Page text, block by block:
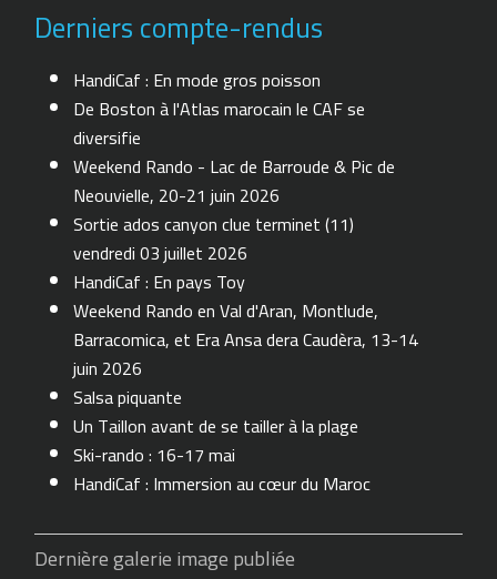
Derniers compte-rendus
HandiCaf : En mode gros poisson
De Boston à l'Atlas marocain le CAF se
diversifie
Weekend Rando - Lac de Barroude & Pic de
Neouvielle, 20-21 juin 2026
Sortie ados canyon clue terminet (11)
vendredi 03 juillet 2026
HandiCaf : En pays Toy
Weekend Rando en Val d'Aran, Montlude,
Barracomica, et Era Ansa dera Caudèra, 13-14
juin 2026
Salsa piquante
Un Taillon avant de se tailler à la plage
Ski-rando : 16-17 mai
HandiCaf : Immersion au cœur du Maroc
Dernière galerie image publiée